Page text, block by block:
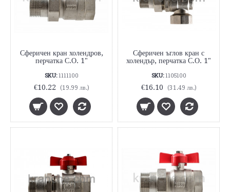
Сферичен кран холендров,
перчатка С.О. 1"
SKU:1111100
€10.22 (19.99 лв.)
Сферичен ъглов кран с
холендър, перчатка С.О. 1"
SKU:1105100
€16.10 (31.49 лв.)